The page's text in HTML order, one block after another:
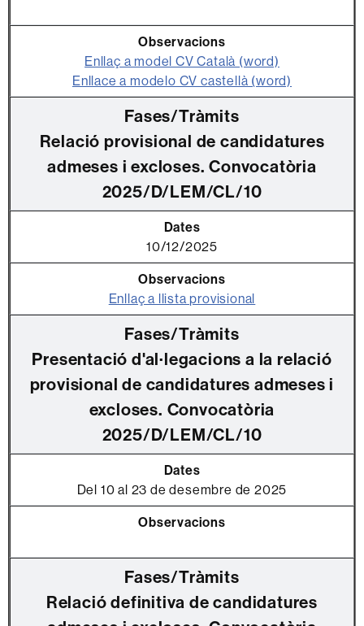
Enllaç a model CV Català (word)
Enllace a modelo CV castellà (word)
Relació provisional de candidatures
admeses i excloses. Convocatòria
2025/D/LEM/CL/10
10/12/2025
Enllaç a llista provisional
Presentació d'al·legacions a la relació
provisional de candidatures admeses i
excloses. Convocatòria
2025/D/LEM/CL/10
Del 10 al 23 de desembre de 2025
Relació definitiva de candidatures